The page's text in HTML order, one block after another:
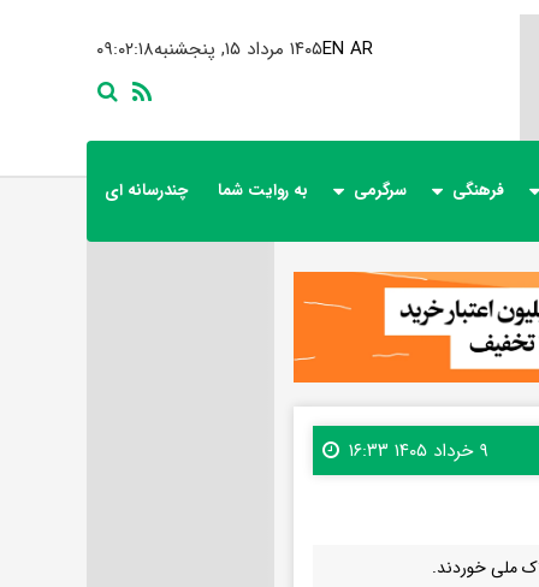
۰۹:۰۲:۲۰ ۱۴۰۵ مرداد ۱۵, پنجشنبهEN AR
فرهنگی سرگرمی به روایت شما چندرسانه ای
۹ خرداد ۱۴۰۵ ۱۶:۳۳